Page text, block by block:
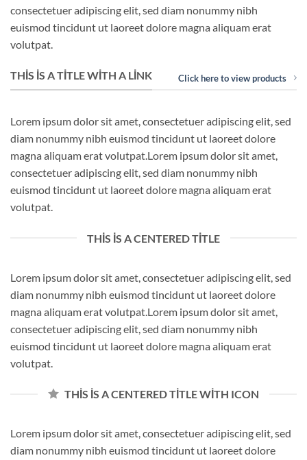
consectetuer adipiscing elit, sed diam nonummy nibh
euismod tincidunt ut laoreet dolore magna aliquam erat
volutpat.
THIS IS A TITLE WITH A LINK Click here to view products
Lorem ipsum dolor sit amet, consectetuer adipiscing elit, sed
diam nonummy nibh euismod tincidunt ut laoreet dolore
magna aliquam erat volutpat.Lorem ipsum dolor sit amet,
consectetuer adipiscing elit, sed diam nonummy nibh
euismod tincidunt ut laoreet dolore magna aliquam erat
volutpat.
THIS IS A CENTERED TITLE
Lorem ipsum dolor sit amet, consectetuer adipiscing elit, sed
diam nonummy nibh euismod tincidunt ut laoreet dolore
magna aliquam erat volutpat.Lorem ipsum dolor sit amet,
consectetuer adipiscing elit, sed diam nonummy nibh
euismod tincidunt ut laoreet dolore magna aliquam erat
volutpat.
THIS IS A CENTERED TITLE WITH ICON
Lorem ipsum dolor sit amet, consectetuer adipiscing elit, sed
diam nonummy nibh euismod tincidunt ut laoreet dolore